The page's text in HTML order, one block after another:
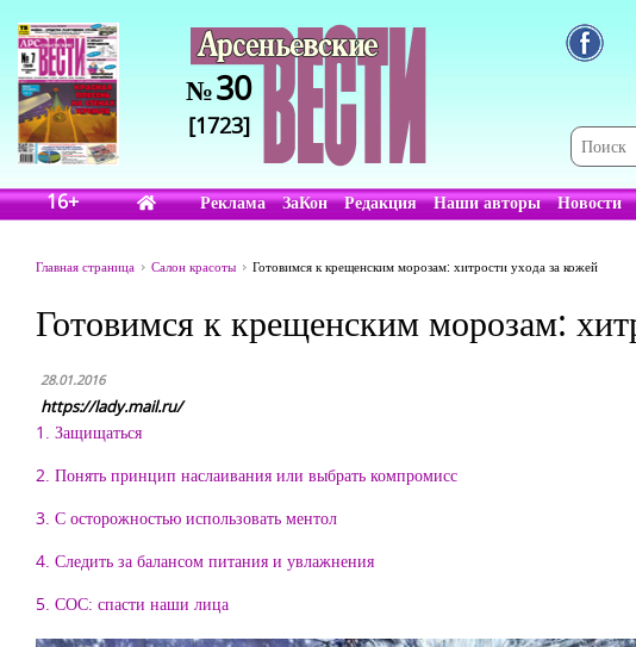
№30
[1723]
16+ Реклама ЗаКон Редакция Наши авторы Новости
Главная страница Салон красоты Готовимся к крещенским морозам: хитрости ухода за кожей
Готовимся к крещенским морозам:
28.01.2016
https://lady.mail.ru/
1. Защищаться
2. Понять принцип наслаивания или выбрать компромисс
3. С осторожностью использовать ментол
4. Следить за балансом питания и увлажнения
5. СОС: спасти наши лица